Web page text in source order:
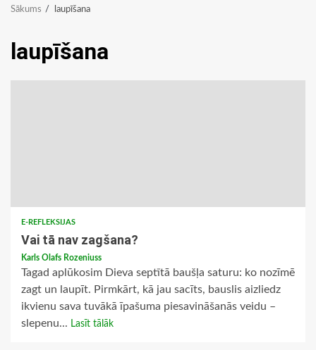
Sākums laupīšana
laupīšana
E-REFLEKSIJAS
Vai tā nav zagšana?
Karls Olafs Rozeniuss
Tagad aplūkosim Dieva septītā baušļa saturu: ko nozīmē
zagt un laupīt. Pirmkārt, kā jau sacīts, bauslis aizliedz
ikvienu sava tuvākā īpašuma piesavināšanās veidu –
slepenu... Lasīt tālāk